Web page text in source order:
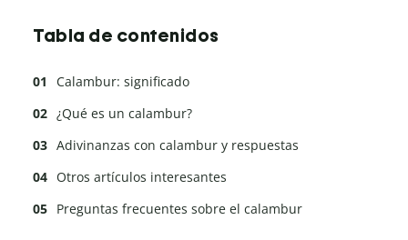
Tabla de contenidos
Calambur: significado
¿Qué es un calambur?
Adivinanzas con calambur y respuestas
Otros artículos interesantes
Preguntas frecuentes sobre el calambur